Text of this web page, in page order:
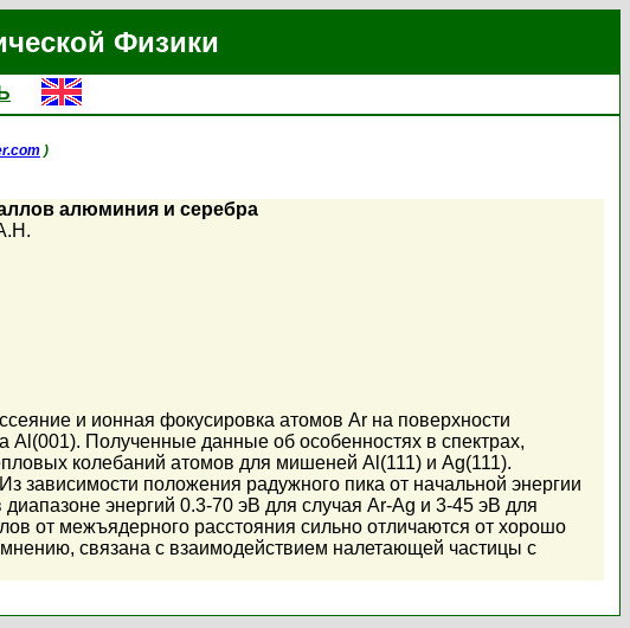
Физики
)
алюминия и серебра
и ионная фокусировка атомов Ar на поверхности
Al(001). Полученные данные об особенностях в спектрах,
колебаний атомов для мишеней Al(111) и Ag(111).
зависимости положения радужного пика от начальной энергии
энергий 0.3-70 эВ для случая Ar-Ag и 3-45 эВ для
от межъядерного расстояния сильно отличаются от хорошо
связана с взаимодействием налетающей частицы с